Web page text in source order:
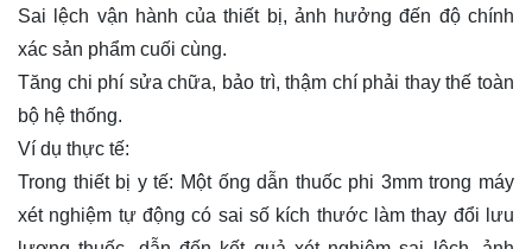
Sai lệch vận hành của thiết bị, ảnh hưởng đến độ chính
xác sản phẩm cuối cùng.
Tăng chi phí sửa chữa, bảo trì, thậm chí phải thay thế toàn
bộ hệ thống.
Ví dụ thực tế:
Trong thiết bị y tế: Một ống dẫn thuốc phi 3mm trong máy
xét nghiệm tự động có sai số kích thước làm thay đổi lưu